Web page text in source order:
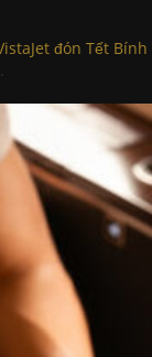
đón Tết Bính
.